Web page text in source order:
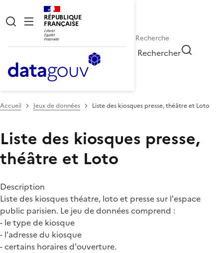
RÉPUBLIQUE
FRANÇAISE
Rechercher
Accueil Jeux de données Liste des kiosques presse, théâtre et Loto
Liste des kiosques presse,
théâtre et Loto
Description
Liste des kiosques théatre, loto et presse sur l'espace
public parisien. Le jeu de données comprend :
- le type de kiosque
- l'adresse du kiosque
- certains horaires d'ouverture.